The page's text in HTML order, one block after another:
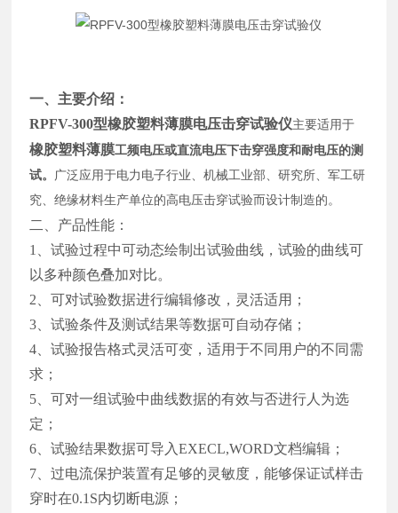
一、主要介绍：
RPFV-300型橡胶塑料薄膜电压击穿试验仪主要适用于
橡胶塑料薄膜工频电压或直流电压下击穿强度和耐电压的测
试。
广泛应用于电力电子行业、机械工业部、研究所、军工研
究、绝缘材料生产单位的高电压击穿试验而设计制造的。
二、产品性能：
1、试验过程中可动态绘制出试验曲线，试验的曲线可
以多种颜色叠加对比。
2、可对试验数据进行编辑修改，灵活适用；
3、试验条件及测试结果等数据可自动存储；
4、试验报告格式灵活可变，适用于不同用户的不同需
求；
5、可对一组试验中曲线数据的有效与否进行人为选
定；
6、试验结果数据可导入EXECL,WORD文档编辑；
7、过电流保护装置有足够的灵敏度，能够保证试样击
穿时在0.1S内切断电源；